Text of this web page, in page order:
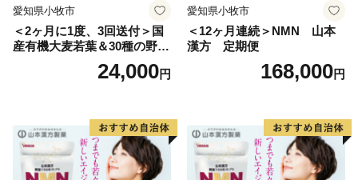
愛知県小牧市
＜2ヶ月に1度、3回送付＞国
産有機大麦若葉＆30種の野
菜 山本漢方 定期便
24,000円
愛知県小牧市
＜12ヶ月連続＞NMN 山本
漢方 定期便
168,000円